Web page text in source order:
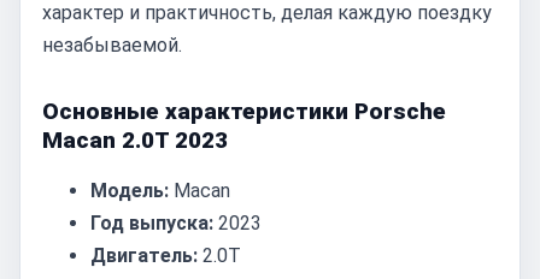
характер и практичность, делая каждую поездку
незабываемой.
Основные характеристики Porsche
Macan 2.0T 2023
Модель: Macan
Год выпуска: 2023
Двигатель: 2.0T